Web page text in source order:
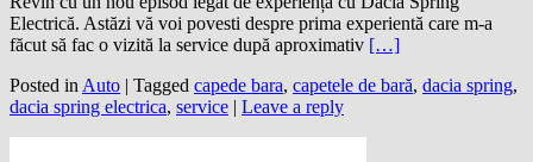
Electrică. Astăzi vă voi povesti despre prima experientă care m-a
făcut să fac o vizită la service după aproximativ […]
Posted in Auto | Tagged capede bara, capetele de bară, dacia spring,
dacia spring electrica, service | Leave a reply